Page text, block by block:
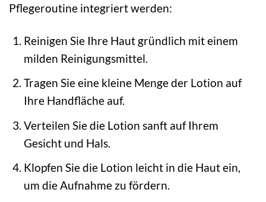
Pflegeroutine integriert werden:
Reinigen Sie Ihre Haut gründlich mit einem
milden Reinigungsmittel.
Tragen Sie eine kleine Menge der Lotion auf
Ihre Handfläche auf.
Verteilen Sie die Lotion sanft auf Ihrem
Gesicht und Hals.
Klopfen Sie die Lotion leicht in die Haut ein,
um die Aufnahme zu fördern.